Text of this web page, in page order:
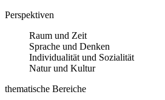
Perspektiven
Raum und Zeit
Sprache und Denken
Individualität und Sozialität
Natur und Kultur
thematische Bereiche